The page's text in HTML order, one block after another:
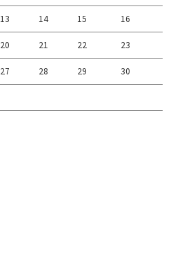
13 14 15 16
20 21 22 23
27 28 29 30